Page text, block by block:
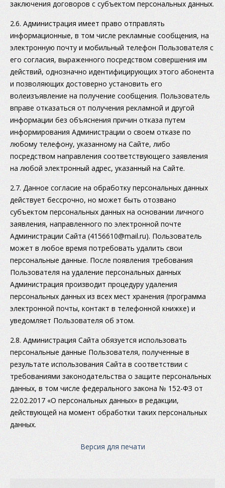
заключения договоров с субъектом персональных данных.
2.6. Администрация имеет право отправлять
информационные, в том числе рекламные сообщения, на
электронную почту и мобильный телефон Пользователя с
его согласия, выраженного посредством совершения им
действий, однозначно идентифицирующих этого абонента
и позволяющих достоверно установить его
волеизъявление на получение сообщения. Пользователь
вправе отказаться от получения рекламной и другой
информации без объяснения причин отказа путем
информирования Администрации о своем отказе по
любому телефону, указанному на Сайте, либо
посредством направления соответствующего заявления
на любой электронный адрес, указанный на Сайте.
2.7. Данное согласие на обработку персональных данных
действует бессрочно, но может быть отозвано
субъектом персональных данных на основании личного
заявления, направленного по электронной почте
Администрации Сайта (4156610@mail.ru). Пользователь
может в любое время потребовать удалить свои
персональные данные. После появления требования
Пользователя на удаление персональных данных
Администрация производит процедуру удаления
персональных данных из всех мест хранения (программа
электронной почты, контакт в телефонной книжке) и
уведомляет Пользователя об этом.
2.8. Администрация Сайта обязуется использовать
персональные данные Пользователя, полученные в
результате использования Сайта в соответствии с
требованиями законодательства о защите персональных
данных, в том числе федерального закона № 152-ФЗ от
22.02.2017 «О персональных данных» в редакции,
действующей на момент обработки таких персональных
данных.
Версия для печати